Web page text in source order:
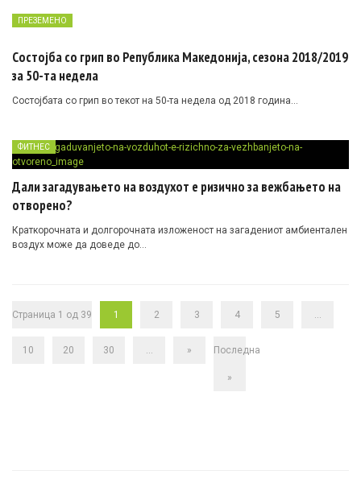
ПРЕЗЕМЕНО
Состојба со грип во Република Македонија, сезона 2018/2019
за 50-та недела
Состојбата со грип во текот на 50-та недела од 2018 година…
ФИТНЕС
Дали загадувањето на воздухот е ризично за вежбањето на
отворено?
Краткорочната и долгорочната изложеност на загадениот амбиентален
воздух може да доведе до…
Страница 1 од 39 1 2 3 4 5 ...
10 20 30 ... » Последна
»